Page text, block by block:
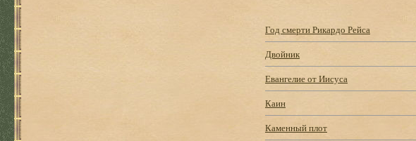
Год смерти Рикардо Рейса
Двойник
Евангелие от Иисуса
Каин
Каменный плот